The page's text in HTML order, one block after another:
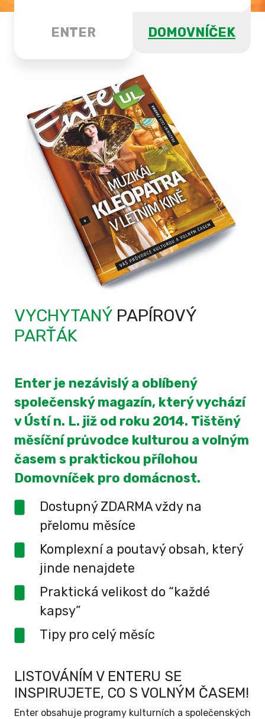
ENTER DOMOVNÍČEK
VYCHYTANÝ PAPÍROVÝ
PARŤÁK
Enter je nezávislý a oblíbený
společenský magazín, který vychází
v Ústí n. L. již od roku 2014. Tištěný
měsíční průvodce kulturou a volným
časem s praktickou přílohou
Domovníček pro domácnost.
Dostupný ZDARMA vždy na
přelomu měsíce
Komplexní a poutavý obsah, který
jinde nenajdete
Praktická velikost do “každé
kapsy”
Tipy pro celý měsíc
LISTOVÁNÍM V ENTERU SE
INSPIRUJETE, CO S VOLNÝM ČASEM!
Enter obsahuje programy kulturních a společenských